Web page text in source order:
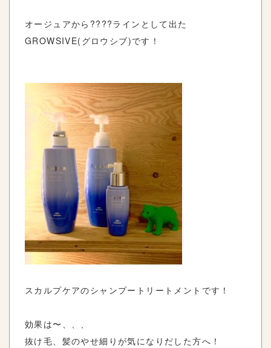
オージュアから????ラインとして出た
GROWSIVE(グロウシブ)です！
スカルプケアのシャンプートリートメントです！
効果は〜、、、
抜け毛、髪のやせ細りが気になりだした方へ！